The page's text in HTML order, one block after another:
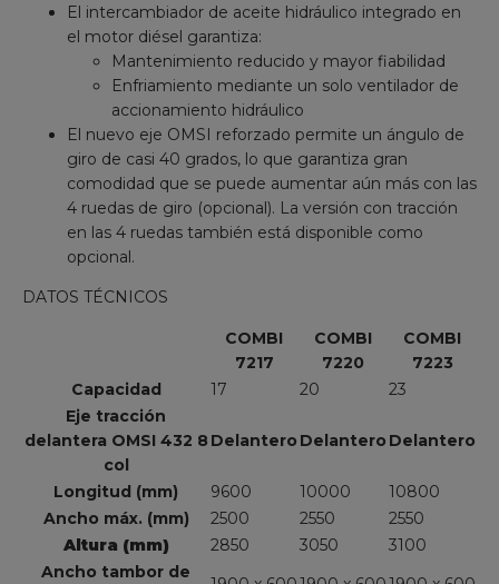
El intercambiador de aceite hidráulico integrado en
el motor diésel garantiza:
Mantenimiento reducido y mayor fiabilidad
Enfriamiento mediante un solo ventilador de
accionamiento hidráulico
El nuevo eje OMSI reforzado permite un ángulo de
giro de casi 40 grados, lo que garantiza gran
comodidad que se puede aumentar aún más con las
4 ruedas de giro (opcional). La versión con tracción
en las 4 ruedas también está disponible como
opcional.
DATOS TÉCNICOS
COMBI
7217
COMBI
7220
COMBI
7223
Capacidad
17 20
23
Eje tracción
delantera OMSI 432 8
col
Delantero Delantero Delantero
Longitud (mm) 9600 10000
10800
Ancho máx. (mm)
2500 2550
2550
Altura (mm)
2850 3050
3100
Ancho tambor de